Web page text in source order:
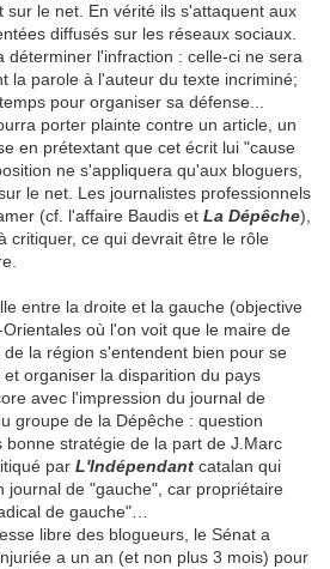
sur le net. En vérité ils s'attaquent aux
diffusés sur les réseaux sociaux.
déterminer l'infraction : celle-ci ne sera
la parole à l'auteur du texte incriminé;
pour organiser sa défense...
porter plainte contre un article, un
en prétextant que cet écrit lui "cause
ne s'appliquera qu'aux bloguers,
le net. Les journalistes professionnels
(cf. l'affaire Baudis et La Dépêche),
critiquer, ce qui devrait être le rôle
entre la droite et la gauche (objective
où l'on voit que le maire de
la région s'entendent bien pour se
organiser la disparition du pays
avec l'impression du journal de
groupe de la Dépêche : question
bonne stratégie de la part de J.Marc
par L'Indépendant catalan qui
journal de "gauche", car propriétaire
de gauche"…
libre des blogueurs, le Sénat a
a un an (et non plus 3 mois) pour